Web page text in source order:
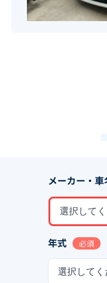
メーカー・車
選択して
年式 必須
選択してく